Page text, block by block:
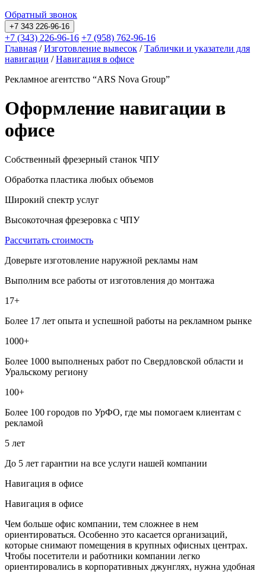
Обратный звонок
+7 343 226-96-16
+7 (343) 226-96-16 +7 (958) 762-96-16
Главная /Изготовление вывесок /Таблички и указатели для
навигации /Навигация в офисе
Рекламное агентство “ARS Nova Group”
Оформление навигации в
офисе
Собственный фрезерный станок ЧПУ
Обработка пластика любых объемов
Широкий спектр услуг
Высокоточная фрезеровка с ЧПУ
Рассчитать стоимость
Доверьте изготовление наружной рекламы нам
Выполним все работы от изготовления до монтажа
17+
Более 17 лет опыта и успешной работы на рекламном рынке
1000+
Более 1000 выполненых работ по Свердловской области и
Уральскому региону
100+
Более 100 городов по УрФО, где мы помогаем клиентам с
рекламой
5 лет
До 5 лет гарантии на все услуги нашей компании
Навигация в офисе
Навигация в офисе
Чем больше офис компании, тем сложнее в нем
ориентироваться. Особенно это касается организаций,
которые снимают помещения в крупных офисных центрах.
Чтобы посетители и работники компании легко
ориентировались в корпоративных джунглях, нужна удобная